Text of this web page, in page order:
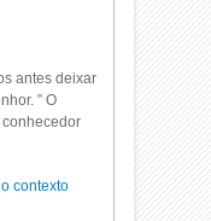
antes deixar
” O
contexto